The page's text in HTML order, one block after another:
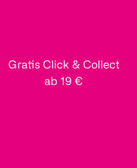
Gratis Click & Collect
ab 19 €